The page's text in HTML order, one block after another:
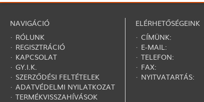
NAVIGÁCIÓ
· RÓLUNK
· REGISZTRÁCIÓ
· KAPCSOLAT
· GY.I.K.
· SZERZŐDÉSI FELTÉTELEK
· ADATVÉDELMI NYILATKOZAT
· TERMÉKVISSZAHÍVÁSOK
ELÉRHETŐSÉGEINK
· CÍMÜNK:
· E-MAIL:
· TELEFON:
· FAX:
· NYITVATARTÁS: